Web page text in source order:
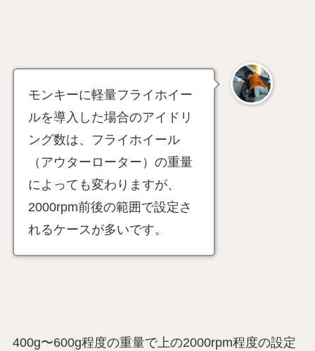
モンキーに軽量フライホイー
ルを導入した場合のアイドリ
ング数は、フライホイール
（アウターローター）の重量
によっても変わりますが、
2000rpm前後の範囲で設定さ
れるケースが多いです。
400g〜600g程度の重量で上の2000rpm程度の設定